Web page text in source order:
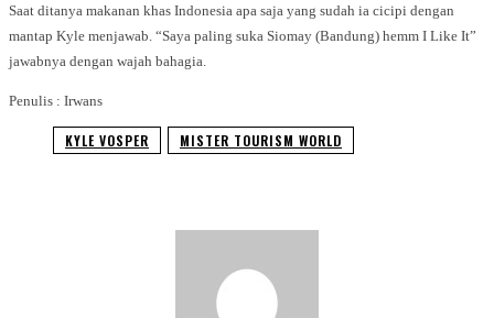
Saat ditanya makanan khas Indonesia apa saja yang sudah ia cicipi dengan
mantap Kyle menjawab. “Saya paling suka Siomay (Bandung) hemm I Like It”
jawabnya dengan wajah bahagia.
Penulis : Irwans
KYLE VOSPER MISTER TOURISM WORLD